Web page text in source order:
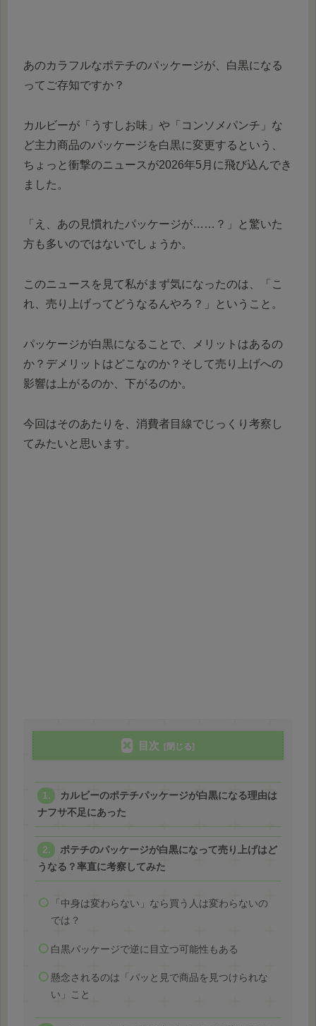
あのカラフルなポテチのパッケージが、白黒になる
ってご存知ですか？
カルビーが「うすしお味」や「コンソメパンチ」な
ど主力商品のパッケージを白黒に変更するという、
ちょっと衝撃のニュースが2026年5月に飛び込んでき
ました。
「え、あの見慣れたパッケージが……？」と驚いた
方も多いのではないでしょうか。
このニュースを見て私がまず気になったのは、「こ
れ、売り上げってどうなるんやろ？」ということ。
パッケージが白黒になることで、メリットはあるの
か？デメリットはどこなのか？そして売り上げへの
影響は上がるのか、下がるのか。
今回はそのあたりを、消費者目線でじっくり考察し
てみたいと思います。
目次
カルビーのポテチパッケージが白黒になる理由は
ナフサ不足にあった
ポテチのパッケージが白黒になって売り上げはど
うなる？率直に考察してみた
「中身は変わらない」なら買う人は変わらないの
では？
白黒パッケージで逆に目立つ可能性もある
懸念されるのは「パッと見で商品を見つけられな
い」こと